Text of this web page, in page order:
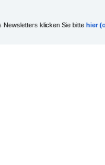
Newsletters klicken Sie bitte hier